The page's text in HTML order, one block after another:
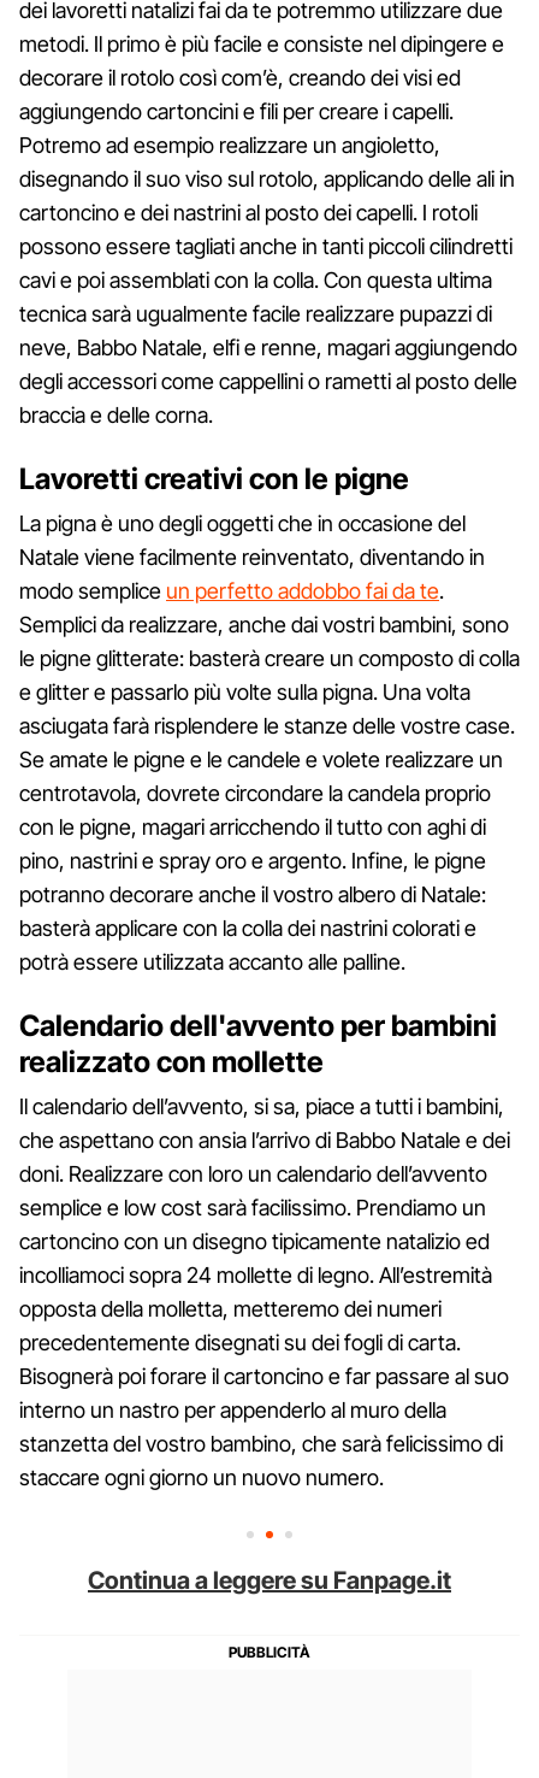
dei lavoretti natalizi fai da te potremmo utilizzare due
metodi. Il primo è più facile e consiste nel dipingere e
decorare il rotolo così com’è, creando dei visi ed
aggiungendo cartoncini e fili per creare i capelli.
Potremo ad esempio realizzare un angioletto,
disegnando il suo viso sul rotolo, applicando delle ali in
cartoncino e dei nastrini al posto dei capelli. I rotoli
possono essere tagliati anche in tanti piccoli cilindretti
cavi e poi assemblati con la colla. Con questa ultima
tecnica sarà ugualmente facile realizzare pupazzi di
neve, Babbo Natale, elfi e renne, magari aggiungendo
degli accessori come cappellini o rametti al posto delle
braccia e delle corna.
Lavoretti creativi con le pigne
La pigna è uno degli oggetti che in occasione del
Natale viene facilmente reinventato, diventando in
modo semplice un perfetto addobbo fai da te.
Semplici da realizzare, anche dai vostri bambini, sono
le pigne glitterate: basterà creare un composto di colla
e glitter e passarlo più volte sulla pigna. Una volta
asciugata farà risplendere le stanze delle vostre case.
Se amate le pigne e le candele e volete realizzare un
centrotavola, dovrete circondare la candela proprio
con le pigne, magari arricchendo il tutto con aghi di
pino, nastrini e spray oro e argento. Infine, le pigne
potranno decorare anche il vostro albero di Natale:
basterà applicare con la colla dei nastrini colorati e
potrà essere utilizzata accanto alle palline.
Calendario dell'avvento per bambini
realizzato con mollette
Il calendario dell’avvento, si sa, piace a tutti i bambini,
che aspettano con ansia l’arrivo di Babbo Natale e dei
doni. Realizzare con loro un calendario dell’avvento
semplice e low cost sarà facilissimo. Prendiamo un
cartoncino con un disegno tipicamente natalizio ed
incolliamoci sopra 24 mollette di legno. All’estremità
opposta della molletta, metteremo dei numeri
precedentemente disegnati su dei fogli di carta.
Bisognerà poi forare il cartoncino e far passare al suo
interno un nastro per appenderlo al muro della
stanzetta del vostro bambino, che sarà felicissimo di
staccare ogni giorno un nuovo numero.
Continua a leggere su Fanpage.it